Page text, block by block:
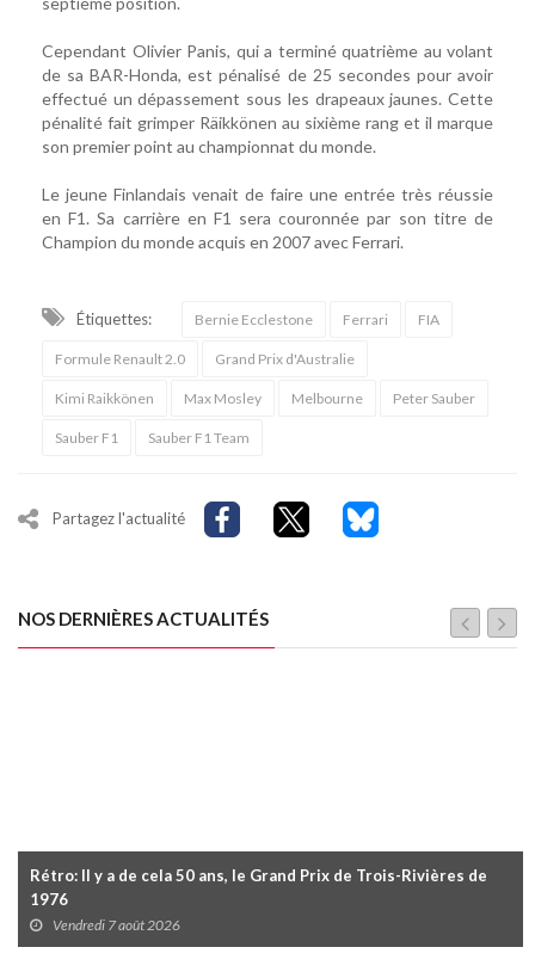
Cependant Olivier Panis, qui a terminé quatrième au volant
de sa BAR-Honda, est pénalisé de 25 secondes pour avoir
effectué un dépassement sous les drapeaux jaunes. Cette
pénalité fait grimper Räikkönen au sixième rang et il marque
son premier point au championnat du monde.
Le jeune Finlandais venait de faire une entrée très réussie
en F1. Sa carrière en F1 sera couronnée par son titre de
Champion du monde acquis en 2007 avec Ferrari.
Étiquettes: Bernie Ecclestone Ferrari FIA
Formule Renault 2.0 Grand Prix d'Australie
Kimi Raikkönen Max Mosley Melbourne Peter Sauber
Sauber F1 Sauber F1 Team
Partagez l'actualité
NOS DERNIÈRES ACTUALITÉS
Rétro: Il y a de cela 50 ans, le Grand Prix de Trois-Rivières de
1976
Vendredi 7 août 2026